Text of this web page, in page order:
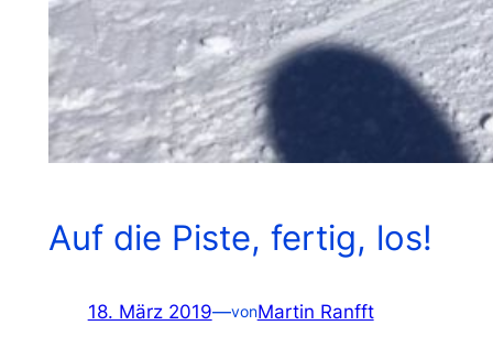
Auf die Piste, fertig, los!
18. März 2019—vonMartin Ranfft